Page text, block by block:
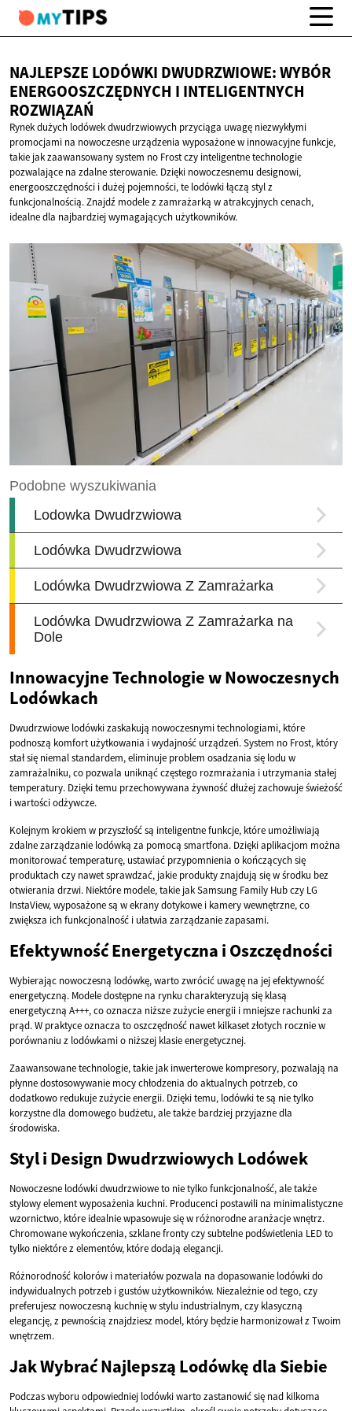
NAJLEPSZE LODÓWKI DWUDRZWIOWE: WYBÓR
ENERGOOSZCZĘDNYCH I INTELIGENTNYCH
ROZWIĄZAŃ
Rynek dużych lodówek dwudrzwiowych przyciąga uwagę niezwykłymi
promocjami na nowoczesne urządzenia wyposażone w innowacyjne funkcje,
takie jak zaawansowany system no Frost czy inteligentne technologie
pozwalające na zdalne sterowanie. Dzięki nowoczesnemu designowi,
energooszczędności i dużej pojemności, te lodówki łączą styl z
funkcjonalnością. Znajdź modele z zamrażarką w atrakcyjnych cenach,
idealne dla najbardziej wymagających użytkowników.
Innowacyjne Technologie w Nowoczesnych
Lodówkach
Dwudrzwiowe lodówki zaskakują nowoczesnymi technologiami, które
podnoszą komfort użytkowania i wydajność urządzeń. System no Frost, który
stał się niemal standardem, eliminuje problem osadzania się lodu w
zamrażalniku, co pozwala uniknąć częstego rozmrażania i utrzymania stałej
temperatury. Dzięki temu przechowywana żywność dłużej zachowuje świeżość
i wartości odżywcze.
Kolejnym krokiem w przyszłość są inteligentne funkcje, które umożliwiają
zdalne zarządzanie lodówką za pomocą smartfona. Dzięki aplikacjom można
monitorować temperaturę, ustawiać przypomnienia o kończących się
produktach czy nawet sprawdzać, jakie produkty znajdują się w środku bez
otwierania drzwi. Niektóre modele, takie jak Samsung Family Hub czy LG
InstaView, wyposażone są w ekrany dotykowe i kamery wewnętrzne, co
zwiększa ich funkcjonalność i ułatwia zarządzanie zapasami.
Efektywność Energetyczna i Oszczędności
Wybierając nowoczesną lodówkę, warto zwrócić uwagę na jej efektywność
energetyczną. Modele dostępne na rynku charakteryzują się klasą
energetyczną A+++, co oznacza niższe zużycie energii i mniejsze rachunki za
prąd. W praktyce oznacza to oszczędność nawet kilkaset złotych rocznie w
porównaniu z lodówkami o niższej klasie energetycznej.
Zaawansowane technologie, takie jak inwerterowe kompresory, pozwalają na
płynne dostosowywanie mocy chłodzenia do aktualnych potrzeb, co
dodatkowo redukuje zużycie energii. Dzięki temu, lodówki te są nie tylko
korzystne dla domowego budżetu, ale także bardziej przyjazne dla
środowiska.
Styl i Design Dwudrzwiowych Lodówek
Nowoczesne lodówki dwudrzwiowe to nie tylko funkcjonalność, ale także
stylowy element wyposażenia kuchni. Producenci postawili na minimalistyczne
wzornictwo, które idealnie wpasowuje się w różnorodne aranżacje wnętrz.
Chromowane wykończenia, szklane fronty czy subtelne podświetlenia LED to
tylko niektóre z elementów, które dodają elegancji.
Różnorodność kolorów i materiałów pozwala na dopasowanie lodówki do
indywidualnych potrzeb i gustów użytkowników. Niezależnie od tego, czy
preferujesz nowoczesną kuchnię w stylu industrialnym, czy klasyczną
elegancję, z pewnością znajdziesz model, który będzie harmonizował z Twoim
wnętrzem.
Jak Wybrać Najlepszą Lodówkę dla Siebie
Podczas wyboru odpowiedniej lodówki warto zastanowić się nad kilkoma